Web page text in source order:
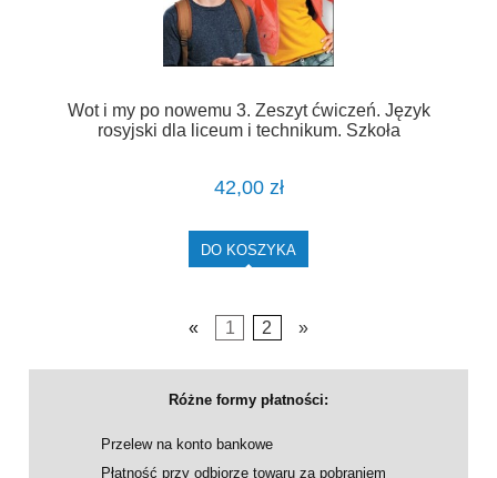
Wot i my po nowemu 3. Zeszyt ćwiczeń. Język
rosyjski dla liceum i technikum. Szkoła
42,00 zł
DO KOSZYKA
« 1 2 »
Różne formy płatności:
Przelew na konto bankowe
Płatność przy odbiorze towaru za pobraniem